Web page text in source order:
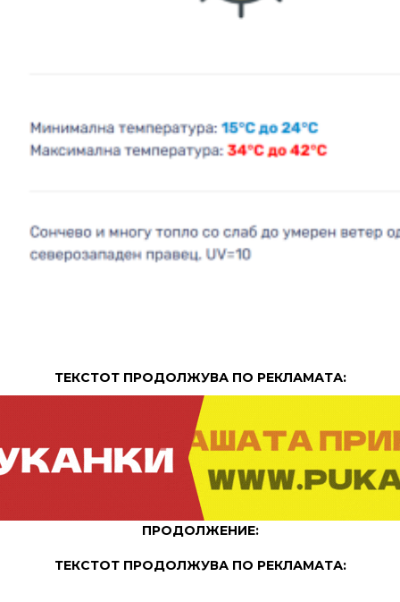
ТЕКСТОТ ПРОДОЛЖУВА ПО РЕКЛАМАТА:
ПРОДОЛЖЕНИЕ:
ТЕКСТОТ ПРОДОЛЖУВА ПО РЕКЛАМАТА: